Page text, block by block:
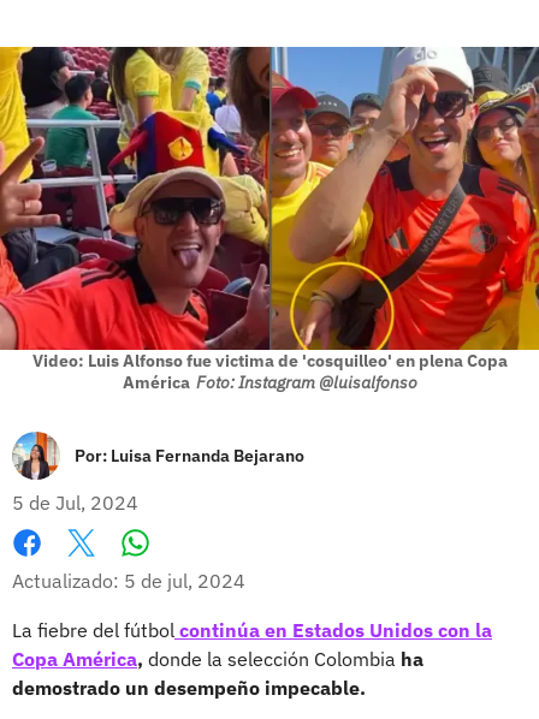
Video: Luis Alfonso fue victima de 'cosquilleo' en plena Copa
América Foto: Instagram @luisalfonso
Por: Luisa Fernanda Bejarano
5 de Jul, 2024
Facebook
X
Actualizado: 5 de jul, 2024
La fiebre del fútbol continúa en Estados Unidos con la
Copa América, donde la selección Colombia ha
demostrado un desempeño impecable.